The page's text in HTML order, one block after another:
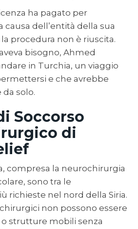
ha pagato per
causa dell’entità della sua
procedura non è riuscita.
bisogno, Ahmed
in Turchia, un viaggio
e che avrebbe
solo.
Soccorso
di
compresa la neurochirurgia
sono tra le
richieste nel nord della Siria.
non possono essere
strutture mobili senza